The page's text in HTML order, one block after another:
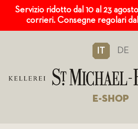
Servizio ridotto dal 10 al 23
corrieri. Consegne regolari
IT DE
E-SHOP